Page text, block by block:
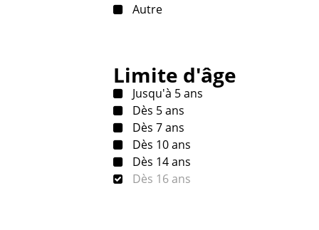
Autre
Limite d'âge
Jusqu'à 5 ans
Dès 5 ans
Dès 7 ans
Dès 10 ans
Dès 14 ans
Dès 16 ans